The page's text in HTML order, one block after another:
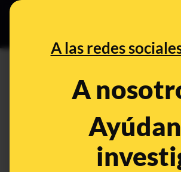
A las redes
A